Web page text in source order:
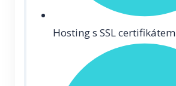
Hosting s SSL certifikátem